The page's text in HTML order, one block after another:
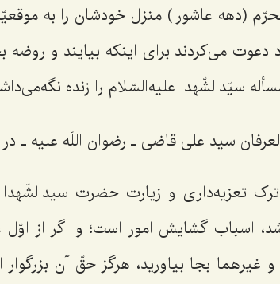
(دهه عاشورا) منزل خودشان را به
دعوت می‌کردند برای اینکه بیایند و
سیّدالشّهدا علیه‌السّلام را زنده
سید علی قاضی ـ رضوان اللَه علیه ـ
تعزیه‌داری و زیارت حضرت
اسباب گشایش امور است؛ و اگر از
و غیرهما بجا بیاورید، هرگز حقّ آن